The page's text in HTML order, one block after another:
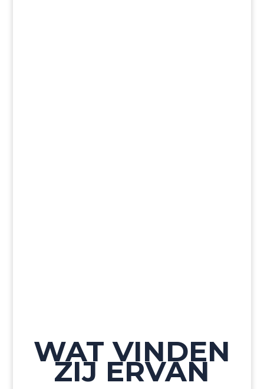
WAT VINDEN
ZIJ ERVAN